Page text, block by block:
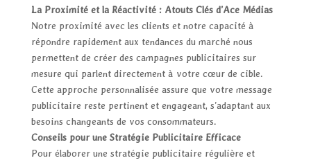
La Proximité et la Réactivité : Atouts Clés d’Ace Médias
Notre proximité avec les clients et notre capacité à
répondre rapidement aux tendances du marché nous
permettent de créer des campagnes publicitaires sur
mesure qui parlent directement à votre cœur de cible.
Cette approche personnalisée assure que votre message
publicitaire reste pertinent et engageant, s’adaptant aux
besoins changeants de vos consommateurs.
Conseils pour une Stratégie Publicitaire Efficace
Pour élaborer une stratégie publicitaire régulière et